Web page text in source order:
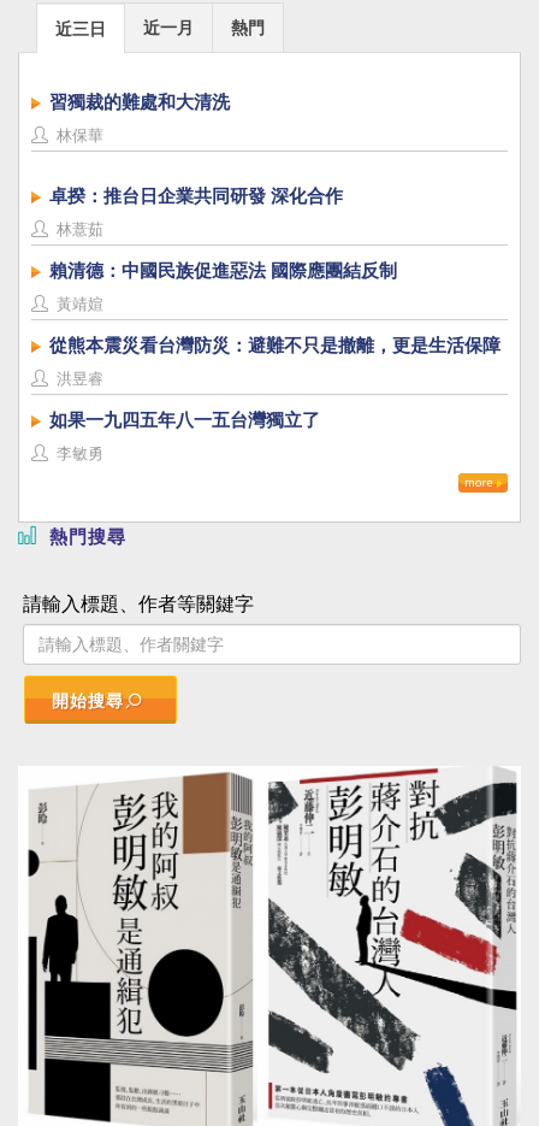
近三日 近一月 熱門
習獨裁的難處和大清洗
林保華
卓揆：推台日企業共同研發 深化合作
林薏茹
賴清德：中國民族促進惡法 國際應團結反制
黃靖媗
從熊本震災看台灣防災：避難不只是撤離，更是生活保障
洪昱睿
如果一九四五年八一五台灣獨立了
李敏勇
熱門搜尋
請輸入標題、作者等關鍵字
開始搜尋